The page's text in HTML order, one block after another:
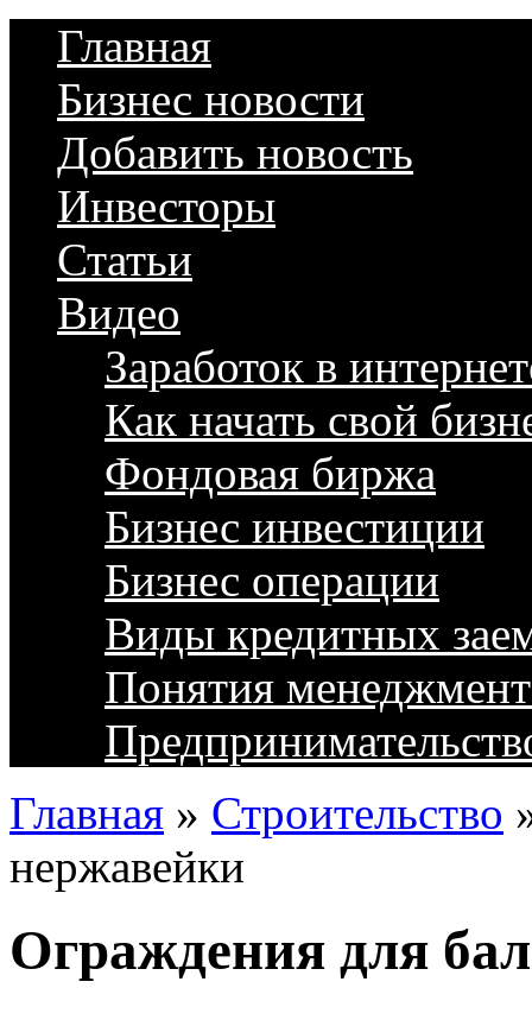
Главная
Бизнес новости
Добавить новость
Инвесторы
Статьи
Видео
Заработок в
Как начать свой
Фондовая биржа
Бизнес инвестиции
Бизнес операции
Виды кредитных
Понятия
Главная » Строительство
нержавейки
Ограждения для